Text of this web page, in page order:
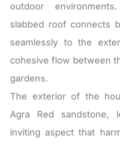
outdoor
slabbed roof connects
seamlessly to the
cohesive flow between
gardens.
The exterior of the
Agra Red sandstone,
inviting aspect that